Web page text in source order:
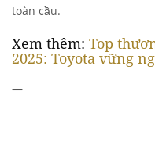
toàn cầu.
Xem thêm: Top
2025: Toyota vững
—